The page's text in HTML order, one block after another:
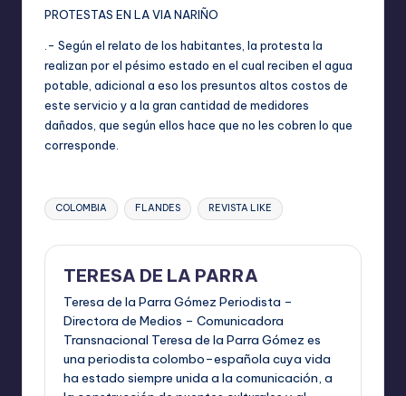
PROTESTAS EN LA VIA NARIÑO
.- Según el relato de los habitantes, la protesta la
realizan por el pésimo estado en el cual reciben el agua
potable, adicional a eso los presuntos altos costos de
este servicio y a la gran cantidad de medidores
dañados, que según ellos hace que no les cobren lo que
corresponde.
Etiquetas:
COLOMBIA FLANDES REVISTA LIKE
TERESA DE LA PARRA
Teresa de la Parra Gómez Periodista –
Directora de Medios – Comunicadora
Transnacional Teresa de la Parra Gómez es
una periodista colombo–española cuya vida
ha estado siempre unida a la comunicación, a